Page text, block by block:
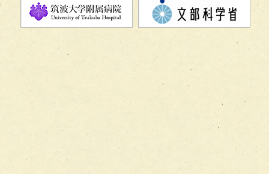
チーム09【術前から始める周術期リハビリテーションチー
チーム10【包括的リハビリテーションコンサルテーション
チーム13【非がんに対する緩和ケアチーム】